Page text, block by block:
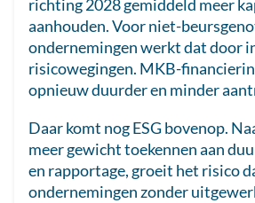
richting 2028 gemiddeld meer
aanhouden. Voor niet-
ondernemingen werkt dat door
risicowegingen. MKB-
opnieuw duurder en minder
Daar komt nog ESG bovenop.
meer gewicht toekennen aan
en rapportage, groeit het risico
ondernemingen zonder